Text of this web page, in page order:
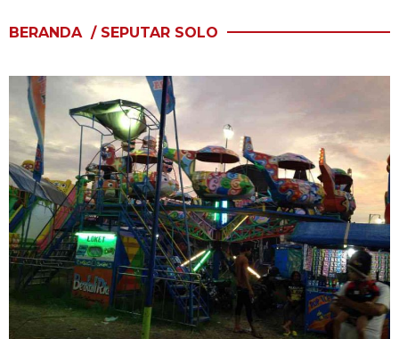
SEPUTAR SOLO
RESEP KULINER SOLO
WISATA KULINER SOLO
SEWA MOBIL SOLO
SEWA HIACE SOLO
BERANDA/ SEPUTAR SOLO